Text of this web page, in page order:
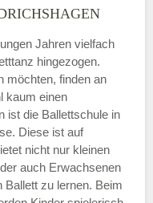
Jahren vielfach
hingezogen.
möchten, finden an
kaum einen
ist die Ballettschule in
Diese ist auf
nicht nur kleinen
auch Erwachsenen
Ballett zu lernen. Beim